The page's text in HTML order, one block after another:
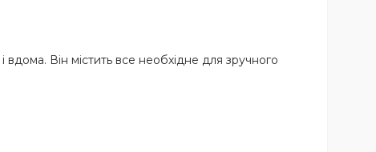
Він містить все необхідне для зручного